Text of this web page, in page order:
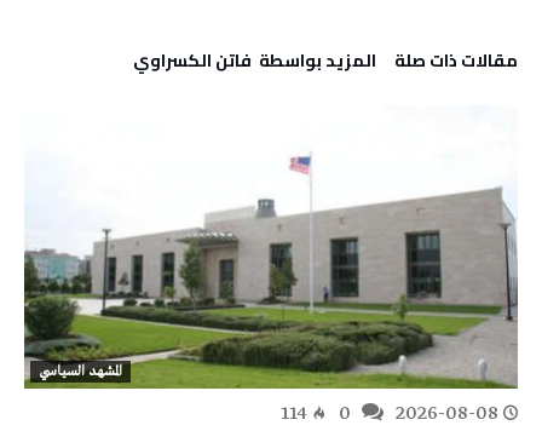
‫مقالات ذات صلة‬ ‫‫المزيد بواسطة‬ ‬ فاتن ‬الكسراوي
المشهد السياسي
2026-08-08
114